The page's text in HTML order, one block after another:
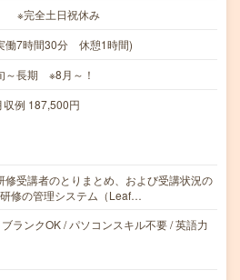
※完全土日祝休み
働7時間30分 休憩1時間)
～長期 ※8月～！
例 187,500円
修受講者のとりまとめ、および受講状況の
修の管理システム（Leaf…
ランクOK / パソコンスキル不要 / 英語力